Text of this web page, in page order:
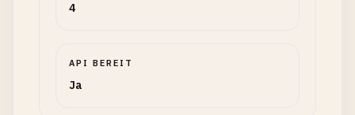
4
API BEREIT
Ja